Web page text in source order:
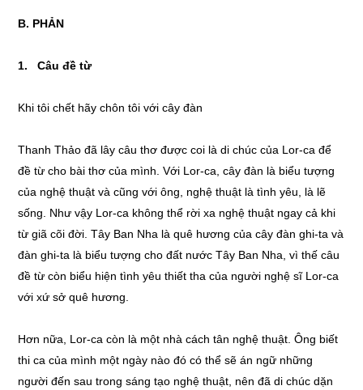
B. PHẢN
1. Câu đề từ
Khi tôi chết hãy chôn tôi với cây đàn
Thanh Thảo đã lây câu thơ được coi là di chúc của Lor-ca để
đề từ cho bài thơ của mình. Với Lor-ca, cây đàn là biểu tượng
của nghệ thuật và cũng với ông, nghệ thuật là tình yêu, là lẽ
sống. Như vậy Lor-ca không thể rời xa nghệ thuật ngay cả khi
từ giã cõi đời. Tây Ban Nha là quê hương của cây đàn ghi-ta và
đàn ghi-ta là biểu tượng cho đất nước Tây Ban Nha, vì thế câu
đề từ còn biểu hiện tình yêu thiết tha của người nghệ sĩ Lor-ca
với xứ sở quê hương.
Hơn nữa, Lor-ca còn là một nhà cách tân nghệ thuật. Ông biết
thi ca của mình một ngày nào đó có thể sẽ án ngữ những
người đến sau trong sáng tạo nghệ thuật, nên đã di chúc dặn